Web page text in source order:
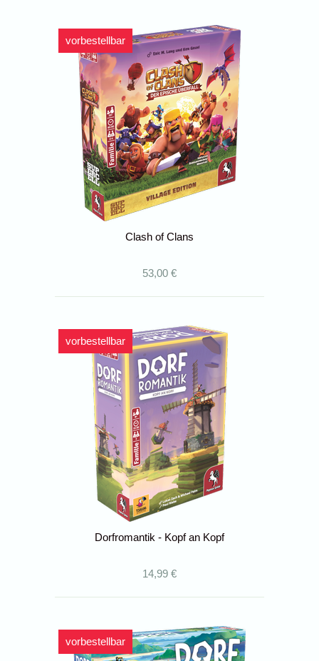
vorbestellbar
Clash of Clans
53,00 €
vorbestellbar
Dorfromantik - Kopf an Kopf
14,99 €
vorbestellbar